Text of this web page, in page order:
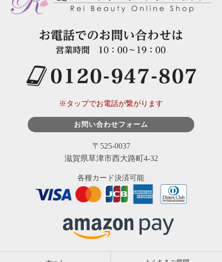
※タップでお電話が繋がります
お問い合わせフォーム
〒525-0037
滋賀県草津市西大路町4-32
各種カード決済可能